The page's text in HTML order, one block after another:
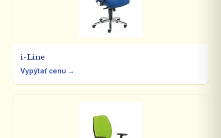
i-Line
Vypýtať cenu →